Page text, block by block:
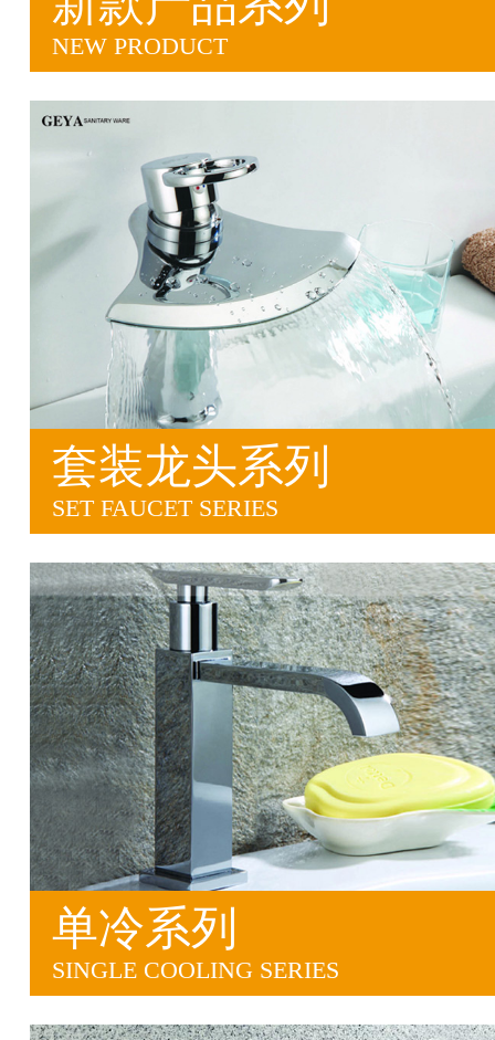
NEW PRODUCT
套装龙头系列
SET FAUCET SERIES
单冷系列
SINGLE COOLING SERIES